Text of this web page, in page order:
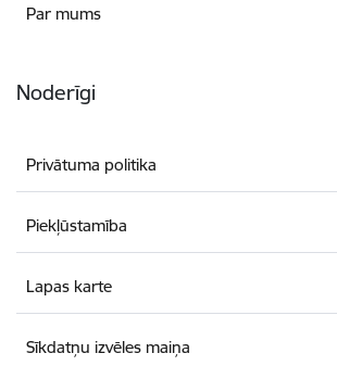
Par mums
Noderīgi
Privātuma politika
Piekļūstamība
Lapas karte
Sīkdatņu izvēles maiņa